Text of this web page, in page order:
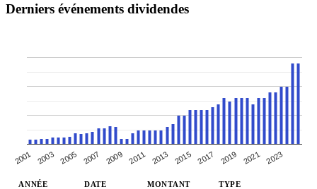
Derniers événements dividendes
2001 2003 2005 2007 2009 2011 2013 2015 2017 2019 2021 2023
ANNÉE DATE MONTANT TYPE